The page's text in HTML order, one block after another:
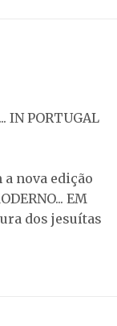
IN PORTUGAL
a nova edição
EM
dos jesuítas